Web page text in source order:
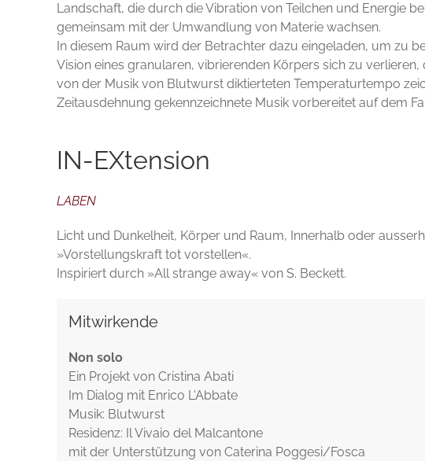
Landschaft, die durch die Vibration von Teilchen und Energie
gemeinsam mit der Umwandlung von Materie wachsen.
In diesem Raum wird der Betrachter dazu eingeladen, um zu
Vision eines granularen, vibrierenden Körpers sich zu
von der Musik von Blutwurst diktierteten Temperaturtempo
Zeitausdehnung gekennzeichnete Musik vorbereitet auf dem
IN-EXtension
LABEN
Licht und Dunkelheit, Körper und Raum, Innerhalb oder
»Vorstellungskraft tot vorstellen«.
Inspiriert durch »All strange away« von S. Beckett.
Mitwirkende
Non solo
Ein Projekt von Cristina Abati
Im Dialog mit Enrico L'Abbate
Musik: Blutwurst
Residenz: Il Vivaio del Malcantone
mit der Unterstützung von Caterina Poggesi/Fosca